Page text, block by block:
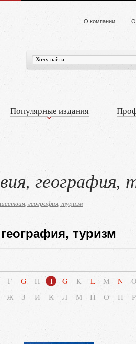
О компании
Популярные издания
география,
география, туризм
туризм
F G H I G K L M N
Ж З И К Л М Н О П Р